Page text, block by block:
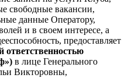
свободные вакансии,
данные Оператору,
и в своем интересе, а
предоставляет
ответственностью
в лице Генерального
Викторовны,